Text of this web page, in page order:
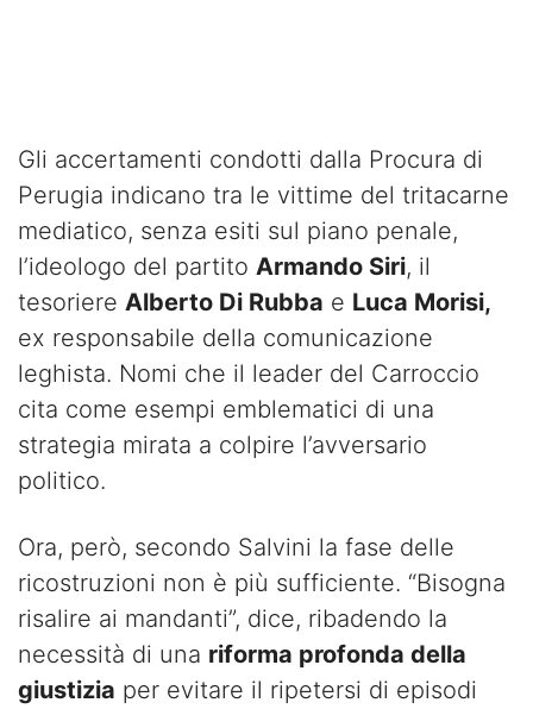
Gli accertamenti condotti dalla Procura di
Perugia indicano tra le vittime del tritacarne
mediatico, senza esiti sul piano penale,
l’ideologo del partito Armando Siri, il
tesoriere Alberto Di Rubba e Luca Morisi,
ex responsabile della comunicazione
leghista. Nomi che il leader del Carroccio
cita come esempi emblematici di una
strategia mirata a colpire l’avversario
politico.
Ora, però, secondo Salvini la fase delle
ricostruzioni non è più sufficiente. “Bisogna
risalire ai mandanti”, dice, ribadendo la
necessità di una riforma profonda della
giustizia per evitare il ripetersi di episodi